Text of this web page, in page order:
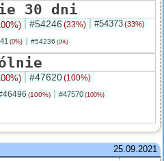
30 dni
#54246 (33%) #54373(33%)
(0%) #54236 (0%)
#47620(100%)
(100%) #47570 (100%)
25.09.2021